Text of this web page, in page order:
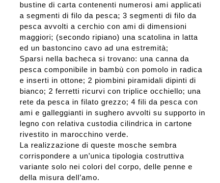
bustine di carta contenenti numerosi ami applicati
a segmenti di filo da pesca; 3 segmenti di filo da
pesca avvolti a cerchio con ami di dimensioni
maggiori; (secondo ripiano) una scatolina in latta
ed un bastoncino cavo ad una estremità;
Sparsi nella bacheca si trovano: una canna da
pesca componibile in bambù con pomolo in radica
e inserti in ottone; 2 piombini piramidali dipinti di
bianco; 2 ferretti ricurvi con triplice occhiello; una
rete da pesca in filato grezzo; 4 fili da pesca con
ami e galleggianti in sughero avvolti su supporto in
legno con relativa custodia cilindrica in cartone
rivestito in marocchino verde.
La realizzazione di queste mosche sembra
corrispondere a un’unica tipologia costruttiva
variante solo nei colori del corpo, delle penne e
della misura dell’amo.